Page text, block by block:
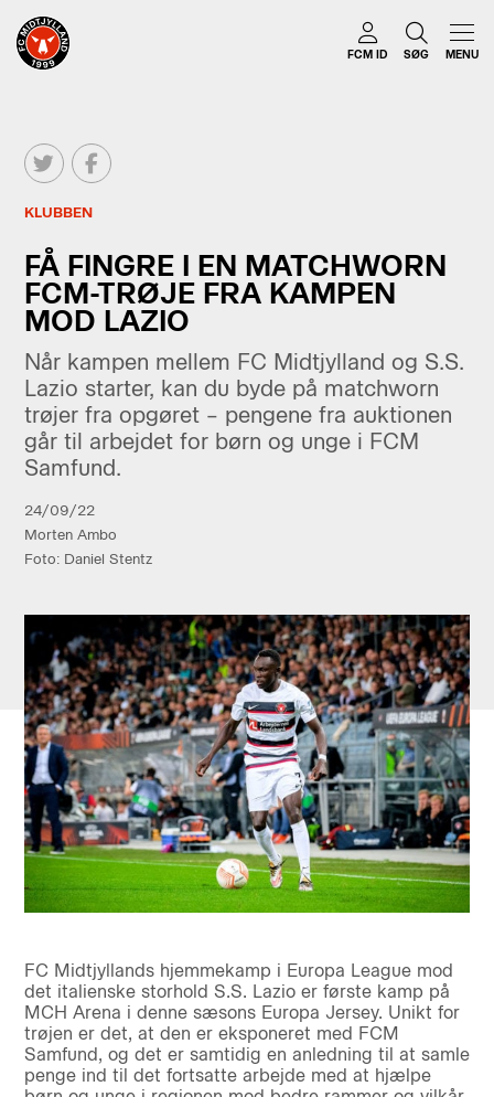
FCM ID SØG MENU
KLUBBEN
FÅ FINGRE I EN MATCHWORN
FCM-TRØJE FRA KAMPEN
MOD LAZIO
Når kampen mellem FC Midtjylland og S.S.
Lazio starter, kan du byde på matchworn
trøjer fra opgøret – pengene fra auktionen
går til arbejdet for børn og unge i FCM
Samfund.
24/09/22
Morten Ambo
Foto: Daniel Stentz
FC Midtjyllands hjemmekamp i Europa League mod
det italienske storhold S.S. Lazio er første kamp på
MCH Arena i denne sæsons Europa Jersey. Unikt for
trøjen er det, at den er eksponeret med FCM
Samfund, og det er samtidig en anledning til at samle
penge ind til det fortsatte arbejde med at hjælpe